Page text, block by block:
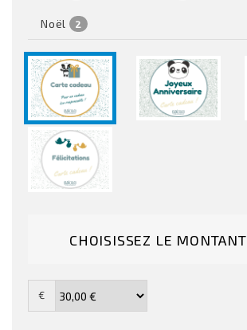
Noël 2
CHOISISSEZ LE MONTANT
€